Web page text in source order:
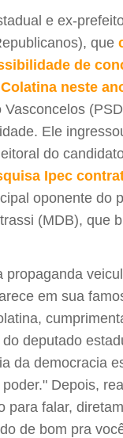
e ex-
que
de
neste
Vasconcelos
Ele
do
Ipec
oponente do
(MDB), que
propaganda
em sua
deputado
da democracia
Depois,
para falar,
de bom pra